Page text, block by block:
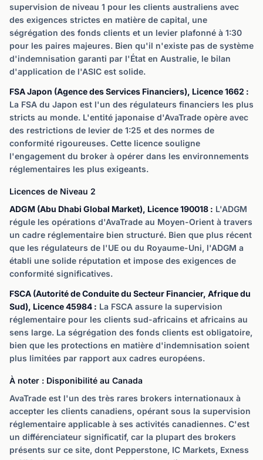
supervision de niveau 1 pour les clients australiens avec
des exigences strictes en matière de capital, une
ségrégation des fonds clients et un levier plafonné à 1:30
pour les paires majeures. Bien qu'il n'existe pas de système
d'indemnisation garanti par l'État en Australie, le bilan
d'application de l'ASIC est solide.
FSA Japon (Agence des Services Financiers), Licence 1662 :
La FSA du Japon est l'un des régulateurs financiers les plus
stricts au monde. L'entité japonaise d'AvaTrade opère avec
des restrictions de levier de 1:25 et des normes de
conformité rigoureuses. Cette licence souligne
l'engagement du broker à opérer dans les environnements
réglementaires les plus exigeants.
Licences de Niveau 2
ADGM (Abu Dhabi Global Market), Licence 190018 : L'ADGM
régule les opérations d'AvaTrade au Moyen-Orient à travers
un cadre réglementaire bien structuré. Bien que plus récent
que les régulateurs de l'UE ou du Royaume-Uni, l'ADGM a
établi une solide réputation et impose des exigences de
conformité significatives.
FSCA (Autorité de Conduite du Secteur Financier, Afrique du
Sud), Licence 45984 : La FSCA assure la supervision
réglementaire pour les clients sud-africains et africains au
sens large. La ségrégation des fonds clients est obligatoire,
bien que les protections en matière d'indemnisation soient
plus limitées par rapport aux cadres européens.
À noter : Disponibilité au Canada
AvaTrade est l'un des très rares brokers internationaux à
accepter les clients canadiens, opérant sous la supervision
réglementaire applicable à ses activités canadiennes. C'est
un différenciateur significatif, car la plupart des brokers
présents sur ce site, dont Pepperstone, IC Markets, Exness